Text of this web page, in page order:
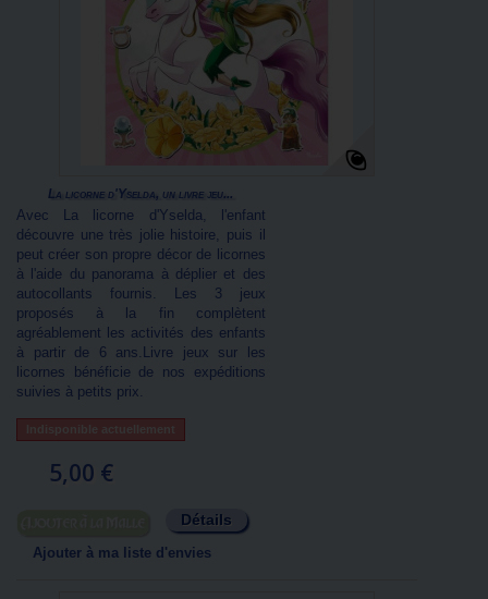
La licorne d'Yselda, un livre jeu...
Avec La licorne d'Yselda, l'enfant
découvre une très jolie histoire, puis il
peut créer son propre décor de licornes
à l'aide du panorama à déplier et des
autocollants fournis. Les 3 jeux
proposés à la fin complètent
agréablement les activités des enfants
à partir de 6 ans.Livre jeux sur les
licornes bénéficie de nos expéditions
suivies à petits prix.
Indisponible actuellement
5,00 €
Détails
Ajouter à ma liste d'envies